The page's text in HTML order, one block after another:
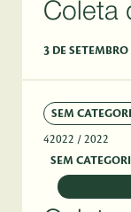
Coleta
3 DE
SEM
42022 / 2022
SEM